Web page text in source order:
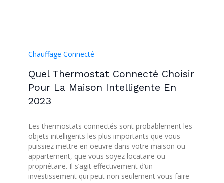
Chauffage Connecté
Quel Thermostat Connecté Choisir
Pour La Maison Intelligente En
2023
Les thermostats connectés sont probablement les
objets intelligents les plus importants que vous
puissiez mettre en oeuvre dans votre maison ou
appartement, que vous soyez locataire ou
propriétaire. Il s’agit effectivement d’un
investissement qui peut non seulement vous faire